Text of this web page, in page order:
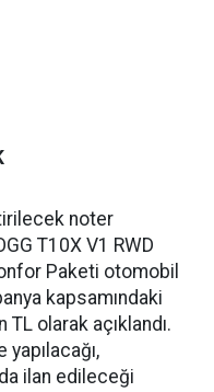
noter
T10X V1 RWD
Paketi otomobil
kapsamındaki
olarak açıklandı.
ilan edileceği